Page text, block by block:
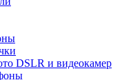
DSLR и видеокамер